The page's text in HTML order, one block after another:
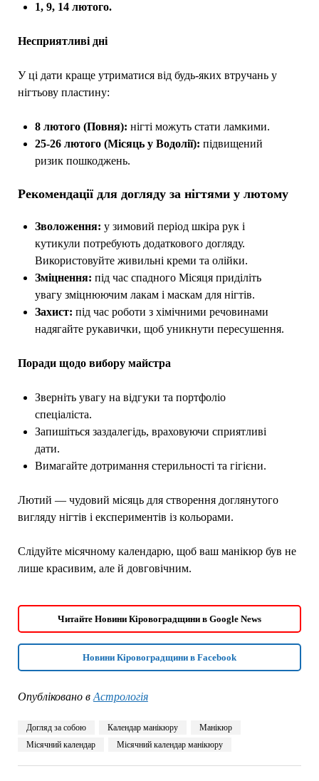
1, 9, 14 лютого.
Несприятливі дні
У ці дати краще утриматися від будь-яких втручань у
нігтьову пластину:
8 лютого (Повня): нігті можуть стати ламкими.
25-26 лютого (Місяць у Водолії): підвищений
ризик пошкоджень.
Рекомендації для догляду за нігтями у лютому
Зволоження: у зимовий період шкіра рук і
кутикули потребують додаткового догляду.
Використовуйте живильні креми та олійки.
Зміцнення: під час спадного Місяця приділіть
увагу зміцнюючим лакам і маскам для нігтів.
Захист: під час роботи з хімічними речовинами
надягайте рукавички, щоб уникнути пересушення.
Поради щодо вибору майстра
Зверніть увагу на відгуки та портфоліо
спеціаліста.
Запишіться заздалегідь, враховуючи сприятливі
дати.
Вимагайте дотримання стерильності та гігієни.
Лютий — чудовий місяць для створення доглянутого
вигляду нігтів і експериментів із кольорами.
Слідуйте місячному календарю, щоб ваш манікюр був не
лише красивим, але й довговічним.
Читайте Новини Кіровоградщини в Google News
Новини Кіровоградщини в Facebook
Опубліковано в Астрологія
Догляд за собою Календар манікюру
Манікюр
Місячний календар
Місячний календар манікюру